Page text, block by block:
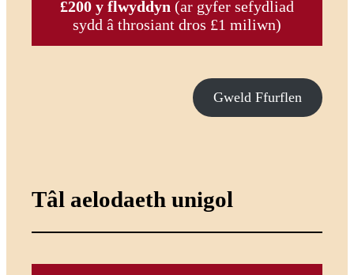
£200 y flwyddyn (ar gyfer sefydliad
sydd â throsiant dros £1 miliwn)
Gweld Ffurflen
Tâl aelodaeth unigol